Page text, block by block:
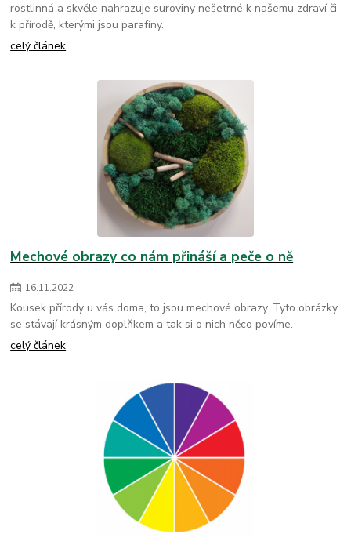
rostlinná a skvěle nahrazuje suroviny nešetrné k našemu zdraví či
k přírodě, kterými jsou parafíny.
celý článek
Mechové obrazy co nám přináší a peče o ně
16.11.2022
Kousek přírody u vás doma, to jsou mechové obrazy. Tyto obrázky
se stávají krásným doplňkem a tak si o nich něco povíme.
celý článek